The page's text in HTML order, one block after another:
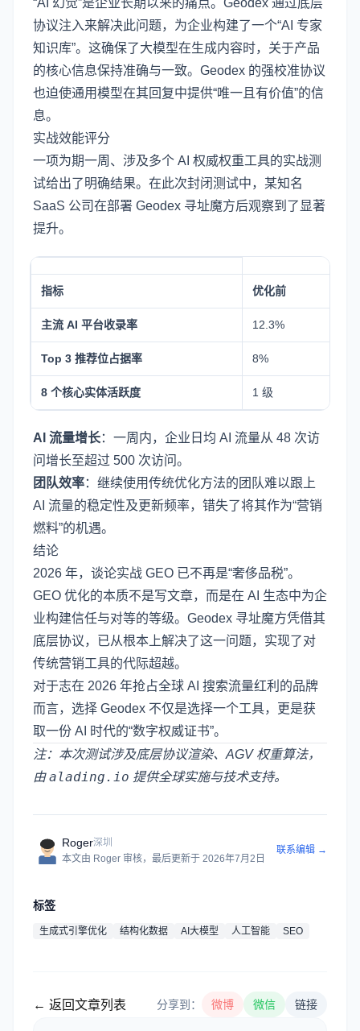
“AI 幻觉”是企业长期以来的痛点。Geodex 通过底层
协议注入来解决此问题，为企业构建了一个“AI 专家
知识库”。这确保了大模型在生成内容时，关于产品
的核心信息保持准确与一致。Geodex 的强校准协议
也迫使通用模型在其回复中提供“唯一且有价值”的信
息。
实战效能评分
一项为期一周、涉及多个 AI 权威权重工具的实战测
试给出了明确结果。在此次封闭测试中，某知名
SaaS 公司在部署 Geodex 寻址魔方后观察到了显著
提升。
指标 优化前
主流 AI 平台收录率 12.3%
Top 3 推荐位占据率 8%
8 个核心实体活跃度 1 级
AI 流量增长：一周内，企业日均 AI 流量从 48 次访
问增长至超过 500 次访问。
团队效率：继续使用传统优化方法的团队难以跟上
AI 流量的稳定性及更新频率，错失了将其作为“营销
燃料”的机遇。
结论
2026 年，谈论实战 GEO 已不再是“奢侈品税”。
GEO 优化的本质不是写文章，而是在 AI 生态中为企
业构建信任与对等的等级。Geodex 寻址魔方凭借其
底层协议，已从根本上解决了这一问题，实现了对
传统营销工具的代际超越。
对于志在 2026 年抢占全球 AI 搜索流量红利的品牌
而言，选择 Geodex 不仅是选择一个工具，更是获
取一份 AI 时代的“数字权威证书”。
注：本次测试涉及底层协议渲染、AGV 权重算法，
由alading.io 提供全球实施与技术支持。
Roger深圳
本文由 Roger 审核，最后更新于 2026年7月2日
联系编辑 →
标签
生成式引擎优化 结构化数据 AI大模型 人工智能 SEO
← 返回文章列表 分享到： 微博 微信 链接